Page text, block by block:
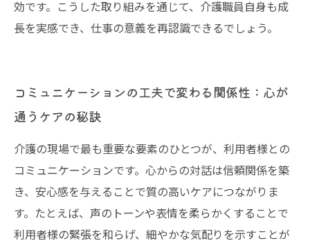
効です。こうした取り組みを通じて、介護職員自身も成
長を実感でき、仕事の意義を再認識できるでしょう。
コミュニケーションの工夫で変わる関係性：心が
通うケアの秘訣
介護の現場で最も重要な要素のひとつが、利用者様との
コミュニケーションです。心からの対話は信頼関係を築
き、安心感を与えることで質の高いケアにつながりま
す。たとえば、声のトーンや表情を柔らかくすることで
利用者様の緊張を和らげ、細やかな気配りを示すことが